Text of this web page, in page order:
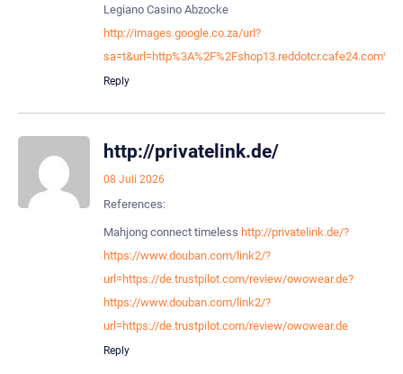
Legiano Casino Abzocke
http://images.google.co.za/url?
Reply
http://privatelink.de/
08 Juli 2026
References:
Mahjong connect timeless http://privatelink.de/?
https://www.douban.com/link2/?
url=https://de.trustpilot.com/review/owowear.de?
https://www.douban.com/link2/?
url=https://de.trustpilot.com/review/owowear.de
Reply